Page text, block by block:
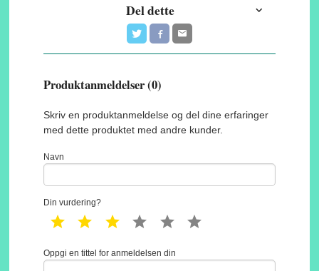
Del dette
Produktanmeldelser (0)
Skriv en produktanmeldelse og del dine erfaringer
med dette produktet med andre kunder.
Navn
Din vurdering?
1 star 2 star 3 star 4 star 5 star
Oppgi en tittel for anmeldelsen din